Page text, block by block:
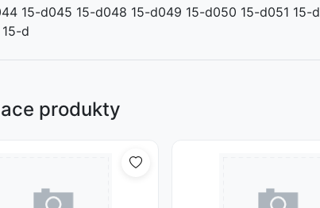
15-d045 15-d048 15-d049 15-d050 15-d051
d
produkty